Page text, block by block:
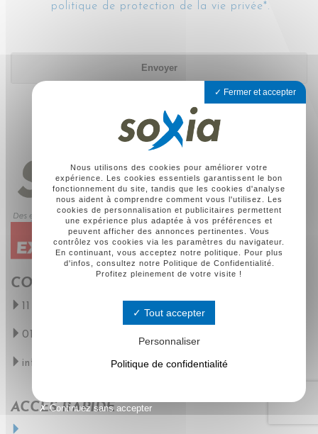
politique de protection de la vie privée*.
ACCÈS RAPIDE
COORDONNÉES
01 30 09 89 09
info@soxia.com
Fermer et accepter
Nous utilisons des cookies pour améliorer votre
expérience. Les cookies essentiels garantissent le bon
fonctionnement du site, tandis que les cookies d'analyse
nous aident à comprendre comment vous l'utilisez. Les
cookies de personnalisation et publicitaires permettent
une expérience plus adaptée à vos préférences et
peuvent afficher des annonces pertinentes. Vous
contrôlez vos cookies via les paramètres du navigateur.
En continuant, vous acceptez notre politique. Pour plus
d'infos, consultez notre Politique de Confidentialité.
Profitez pleinement de votre visite !
Tout accepter
Personnaliser
Politique de confidentialité
Continuez sans accepter